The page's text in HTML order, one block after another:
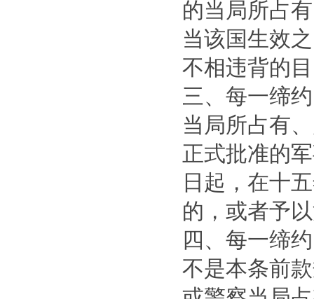
的当局所占
当该国生效
不相违背的
三、每一缔
当局所占有
正式批准的
日起，在十
的，或者予
四、每一缔
不是本条前